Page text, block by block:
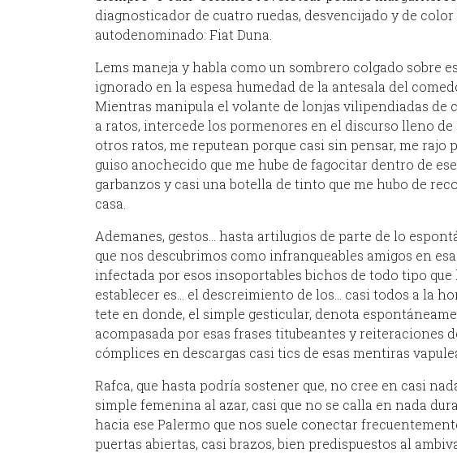
diagnosticador de cuatro ruedas, desvencijado y de
autodenominado: Fiat Duna.
Lems maneja y habla como un sombrero colgado sobre
ignorado en la espesa humedad de la antesala del
Mientras manipula el volante de lonjas vilipendiadas de
a ratos, intercede los pormenores en el discurso lleno de
otros ratos, me reputean porque casi sin pensar, me rajo
guiso anochecido que me hube de fagocitar dentro de
garbanzos y casi una botella de tinto que me hubo de
casa.
Ademanes, gestos… hasta artilugios de parte de lo
que nos descubrimos como infranqueables amigos en
infectada por esos insoportables bichos de todo tipo
establecer es… el descreimiento de los… casi todos a la
tete en donde, el simple gesticular, denota
acompasada por esas frases titubeantes y reiteraciones
cómplices en descargas casi tics de esas mentiras
Rafca, que hasta podría sostener que, no cree en casi
simple femenina al azar, casi que no se calla en nada
hacia ese Palermo que nos suele conectar
puertas abiertas, casi brazos, bien predispuestos al